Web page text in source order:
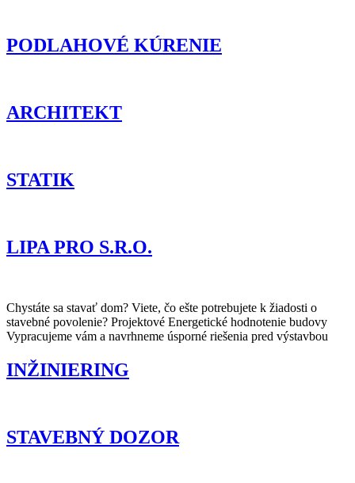
PODLAHOVÉ KÚRENIE
ARCHITEKT
STATIK
LIPA PRO S.R.O.
Chystáte sa stavať dom? Viete, čo ešte potrebujete k žiadosti o
stavebné povolenie? Projektové Energetické hodnotenie budovy
Vypracujeme vám a navrhneme úsporné riešenia pred výstavbou
INŽINIERING
STAVEBNÝ DOZOR